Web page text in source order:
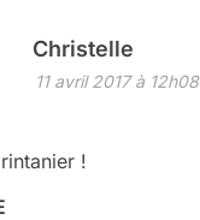
Christelle
11 avril 2017 à 12h08
!